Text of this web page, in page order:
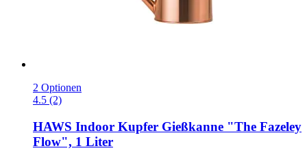
2 Optionen
4.5 (2)
HAWS Indoor Kupfer Gießkanne "The Fazeley
Flow", 1 Liter